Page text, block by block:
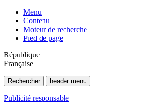
Menu
Contenu
Moteur de recherche
Pied de page
République
Française
Rechercher header menu
Publicité responsable